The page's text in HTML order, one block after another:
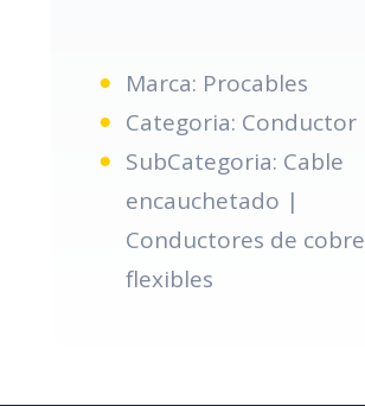
Marca: Procables
Categoria: Conductor
SubCategoria: Cable
encauchetado |
Conductores de cobre
flexibles